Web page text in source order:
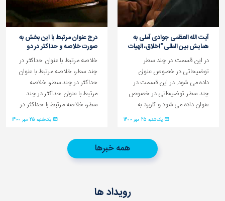
آیت الله العظمی جوادی آملی به
همایش بین المللی "اخلاق، الهیات
و بلایای فراگیر"
در این قسمت در چند سطر
توضیحاتی در خصوص عنوان
داده می شود. در این قسمت در
چند سطر توضیحاتی در خصوص
عنوان داده می شود و کاربرد به
صفحه ديگری هدايت می شود
یک‌شنبه 25 مهر 1400
درج ﻋﻨﻮان ﻣﺮﺗﺒﻂ ﺑﺎ اﯾﻦ ﺑﺨﺶ ﺑﻪ
ﺻﻮرت ﺧﻠﺎﺻﻪ و ﺣﺪاﮐﺜﺮ در دو
ﺳﻄﺮ
ﺧﻠﺎﺻﻪ ﻣﺮﺗﺒﻂ ﺑﺎ ﻋﻨﻮان ﺣﺪاﮐﺜﺮ در
چند ﺳﻄﺮ، ﺧﻠﺎﺻﻪ ﻣﺮﺗﺒﻂ ﺑﺎ ﻋﻨﻮان
ﺣﺪاﮐﺜﺮ در چند ﺳﻄﺮ، ﺧﻠﺎﺻﻪ
ﻣﺮﺗﺒﻂ ﺑﺎ ﻋﻨﻮان ﺣﺪاﮐﺜﺮ در چند
ﺳﻄﺮ، ﺧﻠﺎﺻﻪ ﻣﺮﺗﺒﻂ ﺑﺎ ﺣﺪاﮐﺜﺮ در
چند ﺳﻄﺮ،ﺧﻠﺎﺻﻪ ﻣﺮﺗﺒﻂ ﺑﺎ ﻋﻨﻮان
یک‌شنبه 25 مهر 1400
همه خبرها
رویداد ها